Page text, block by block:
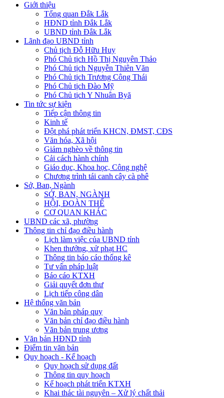
Giới thiệu
Tổng quan Đắk Lắk
HĐND tỉnh Đắk Lắk
UBND tỉnh Đắk Lắk
Lãnh đạo UBND tỉnh
Chủ tịch Đỗ Hữu Huy
Phó Chủ tịch Hồ Thị Nguyên Thảo
Phó Chủ tịch Nguyễn Thiên Văn
Phó Chủ tịch Trương Công Thái
Phó Chủ tịch Đào Mỹ
Phó Chủ tịch Y Nhuân Byă
Tin tức sự kiện
Tiếp cận thông tin
Kinh tế
Đột phá phát triển KHCN, ĐMST, CĐS
Văn hóa, Xã hội
Giảm nghèo về thông tin
Cải cách hành chính
Giáo dục, Khoa học, Công nghệ
Chương trình tái canh cây cà phê
Sở, Ban, Ngành
SỞ, BAN, NGÀNH
HỘI, ĐOÀN THỂ
CƠ QUAN KHÁC
UBND các xã, phường
Thông tin chỉ đạo điều hành
Lịch làm việc của UBND tỉnh
Khen thưởng, xử phạt HC
Thông tin báo cáo thống kê
Tư vấn pháp luật
Báo cáo KTXH
Giải quyết đơn thư
Lịch tiếp công dân
Hệ thống văn bản
Văn bản pháp quy
Văn bản chỉ đạo điều hành
Văn bản trung ương
Văn bản HĐND tỉnh
Điểm tin văn bản
Quy hoạch - Kế hoạch
Quy hoạch sử dụng đất
Thông tin quy hoạch
Kế hoạch phát triển KTXH
Khai thác tài nguyên – Xử lý chất thải